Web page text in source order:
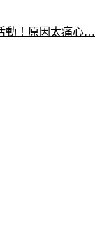
動！原因太痛心…